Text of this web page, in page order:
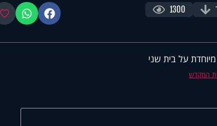
1300 פייסבוקווטסאפ
על בית שני
המקדש